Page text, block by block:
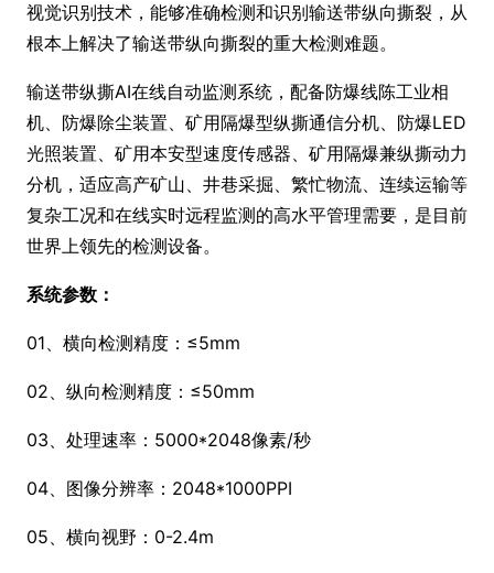
视觉识别技术，能够准确检测和识别输送带纵向撕裂，从
根本上解决了输送带纵向撕裂的重大检测难题。
输送带纵撕AI在线自动监测系统，配备防爆线陈工业相
机、防爆除尘装置、矿用隔爆型纵撕通信分机、防爆LED
光照装置、矿用本安型速度传感器、矿用隔爆兼纵撕动力
分机，适应高产矿山、井巷采掘、繁忙物流、连续运输等
复杂工况和在线实时远程监测的高水平管理需要，是目前
世界上领先的检测设备。
系统参数：
01、横向检测精度：≤5mm
02、纵向检测精度：≤50mm
03、处理速率：5000*2048像素/秒
04、图像分辨率：2048*1000PPI
05、横向视野：0-2.4m